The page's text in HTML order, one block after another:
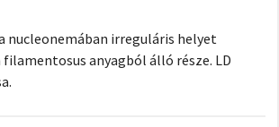
nucleonemában irreguláris helyet
anyagból álló része. LD